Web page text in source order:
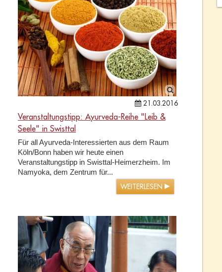
21.03.2016
Veranstaltungstipp: Ayurveda-Reihe "Leib &
Seele" in Swisttal
Für all Ayurveda-Interessierten aus dem Raum
Köln/Bonn haben wir heute einen
Veranstaltungstipp in Swisttal-Heimerzheim. Im
Namyoka, dem Zentrum für...
WEITERLESEN